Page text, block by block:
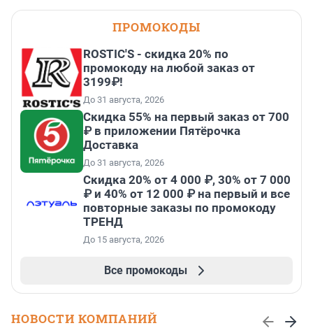
ПРОМОКОДЫ
ROSTIC'S - скидка 20% по
промокоду на любой заказ от
3199₽!
До 31 августа, 2026
Скидка 55% на первый заказ от 700
₽ в приложении Пятёрочка
Доставка
До 31 августа, 2026
Скидка 20% от 4 000 ₽, 30% от 7 000
₽ и 40% от 12 000 ₽ на первый и все
повторные заказы по промокоду
ТРЕНД
До 15 августа, 2026
Все промокоды
НОВОСТИ КОМПАНИЙ